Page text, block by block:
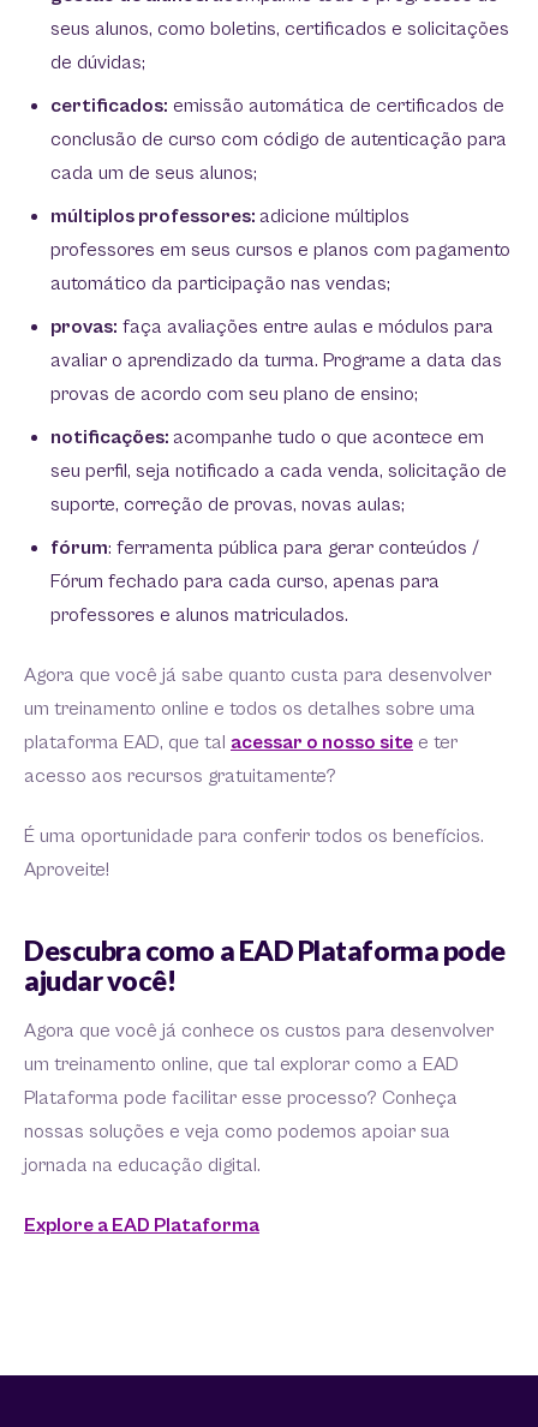
seus alunos, como boletins, certificados e solicitações
de dúvidas;
certificados: emissão automática de certificados de
conclusão de curso com código de autenticação para
cada um de seus alunos;
múltiplos professores: adicione múltiplos
professores em seus cursos e planos com pagamento
automático da participação nas vendas;
provas: faça avaliações entre aulas e módulos para
avaliar o aprendizado da turma. Programe a data das
provas de acordo com seu plano de ensino;
notificações: acompanhe tudo o que acontece em
seu perfil, seja notificado a cada venda, solicitação de
suporte, correção de provas, novas aulas;
fórum: ferramenta pública para gerar conteúdos /
Fórum fechado para cada curso, apenas para
professores e alunos matriculados.
Agora que você já sabe quanto custa para desenvolver
um treinamento online e todos os detalhes sobre uma
plataforma EAD, que tal acessar o nosso site e ter
acesso aos recursos gratuitamente?
É uma oportunidade para conferir todos os benefícios.
Aproveite!
Descubra como a EAD Plataforma pode
ajudar você!
Agora que você já conhece os custos para desenvolver
um treinamento online, que tal explorar como a EAD
Plataforma pode facilitar esse processo? Conheça
nossas soluções e veja como podemos apoiar sua
jornada na educação digital.
Explore a EAD Plataforma